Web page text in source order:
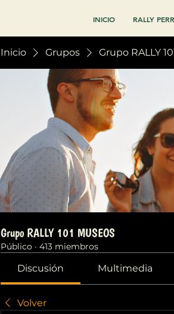
INICIO RALLY
Inicio Grupos Grupo RALLY
Grupo RALLY 101 MUSEOS
Público · 413 miembros
Discusión Multimedia
Volver